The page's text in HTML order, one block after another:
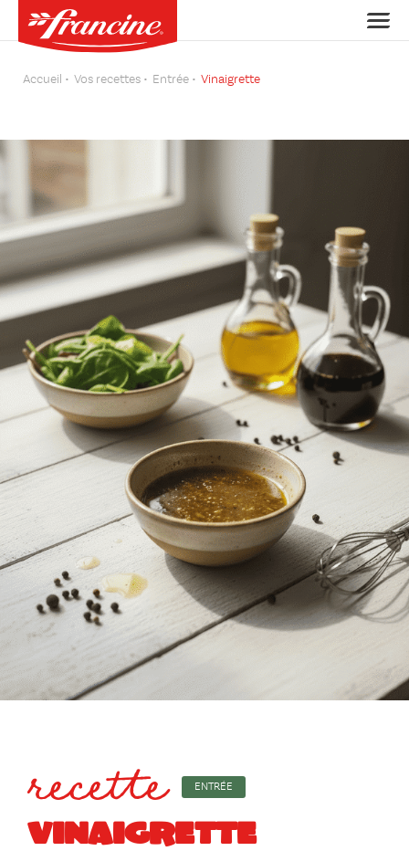
Accueil Vos recettes Entrée Vinaigrette
recette ENTRÉE
VINAIGRETTE